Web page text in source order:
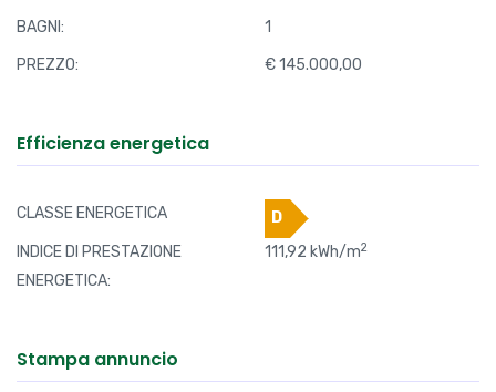
BAGNI:
1
PREZZO:
€ 145.000,00
Efficienza energetica
CLASSE ENERGETICA
D
INDICE DI PRESTAZIONE
ENERGETICA:
111,92 kWh/m2
Stampa annuncio